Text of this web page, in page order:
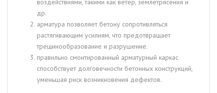
др.
арматура позволяет бетону сопротивляться
растягивающим усилиям, что предотвращает
трещинообразование и разрушение.
правильно смонтированный арматурный каркас
способствует долговечности бетонных конструкций,
уменьшая риск возникновения дефектов.